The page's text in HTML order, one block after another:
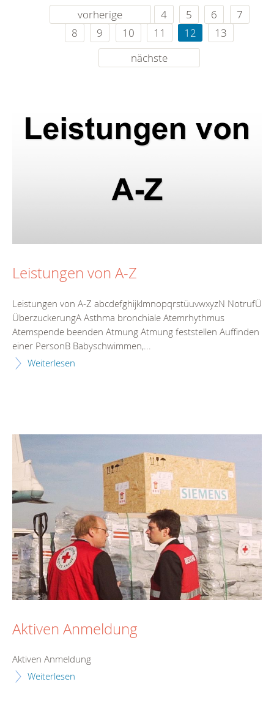
vorherige 4 5 6
7
8
9 10 11 12
13
nächste
Leistungen von A-Z
Leistungen von A-Z abcdefghijklmnopqrstüuvwxyzN NotrufÜ
ÜberzuckerungA Asthma bronchiale Atemrhythmus
Atemspende beenden Atmung Atmung feststellen Auffinden
einer PersonB Babyschwimmen,...
Weiterlesen
Aktiven Anmeldung
Aktiven Anmeldung
Weiterlesen